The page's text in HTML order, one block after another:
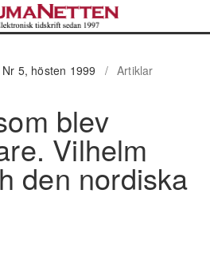
5, hösten 1999
/ Artiklar
blev
Vilhelm
den nordiska